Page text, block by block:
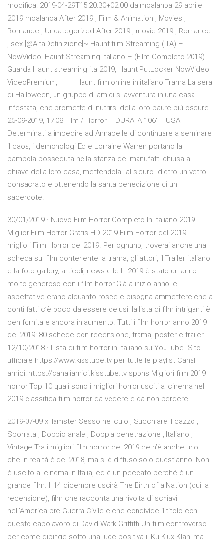
modifica: 2019-04-29T15:20:30+02:00 da moalanoa 29 aprile
2019 moalanoa After 2019 , Film & Animation , Movies ,
Romance , Uncategorized After 2019 , movie 2019 , Romance
, sex [@AltaDefinizione]~ Haunt film Streaming (ITA) –
NowVideo, Haunt Streaming.Italiano – (Film Completo 2019)
Guarda Haunt streaming ita 2019, Haunt PutLocker NowVideo
VideoPremium, _____ Haunt film online in italiano Trama La sera
di Halloween, un gruppo di amici si avventura in una casa
infestata, che promette di nutrirsi della loro paure più oscure.
26-09-2019, 17:08 Film / Horror – DURATA 106′ – USA
Determinati a impedire ad Annabelle di continuare a seminare
il caos, i demonologi Ed e Lorraine Warren portano la
bambola posseduta nella stanza dei manufatti chiusa a
chiave della loro casa, mettendola "al sicuro" dietro un vetro
consacrato e ottenendo la santa benedizione di un
sacerdote.
30/01/2019 · Nuovo Film Horror Completo In Italiano 2019
Miglior Film Horror Gratis HD 2019 Film Horror del 2019. I
migliori Film Horror del 2019. Per ognuno, troverai anche una
scheda sul film contenente la trama, gli attori, il Trailer italiano
e la foto gallery, articoli, news e le I l 2019 è stato un anno
molto generoso con i film horror.Già a inizio anno le
aspettative erano alquanto rosee e bisogna ammettere che a
conti fatti c’è poco da essere delusi: la lista di film intriganti è
ben fornita e ancora in aumento. Tutti i film horror anno 2019
del 2019: 80 schede con recensione, trama, poster e trailer.
12/10/2018 · Lista di film horror in Italiano su YouTube. Sito
ufficiale https://www.kisstube.tv per tutte le playlist Canali
amici: https://canaliamici.kisstube.tv spons Migliori film 2019
horror Top 10 quali sono i migliori horror usciti al cinema nel
2019 classifica film horror da vedere e da non perdere
2019-07-09 xHamster Sesso nel culo , Succhiare il cazzo ,
Sborrata , Doppio anale , Doppia penetrazione , Italiano ,
Vintage Tra i migliori film horror del 2019 ce n’è anche uno
che in realtà è del 2018, ma si è diffuso solo quest’anno. Non
è uscito al cinema in Italia, ed è un peccato perché è un
grande film. Il 14 dicembre uscirà The Birth of a Nation (qui la
recensione), film che racconta una rivolta di schiavi
nell'America pre-Guerra Civile e che condivide il titolo con
questo capolavoro di David Wark Griffith.Un film controverso
per come dipinge sotto una luce positiva il Ku Klux Klan, ma